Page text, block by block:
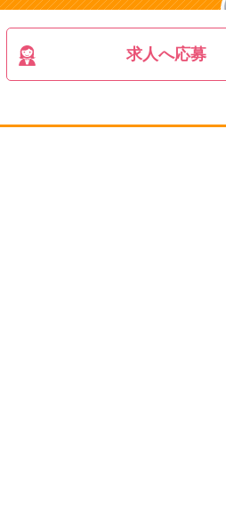
求人へ応募